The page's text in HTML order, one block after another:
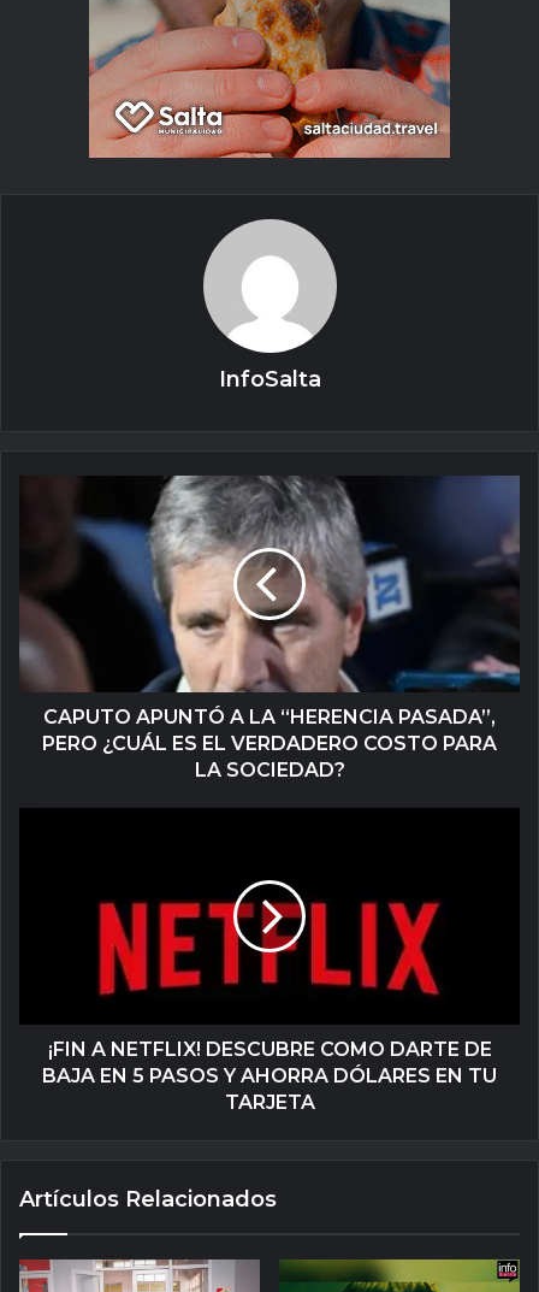
InfoSalta
CAPUTO APUNTÓ A LA “HERENCIA PASADA”,
PERO ¿CUÁL ES EL VERDADERO COSTO PARA
LA SOCIEDAD?
¡FIN A NETFLIX! DESCUBRE COMO DARTE DE
BAJA EN 5 PASOS Y AHORRA DÓLARES EN TU
TARJETA
Artículos Relacionados